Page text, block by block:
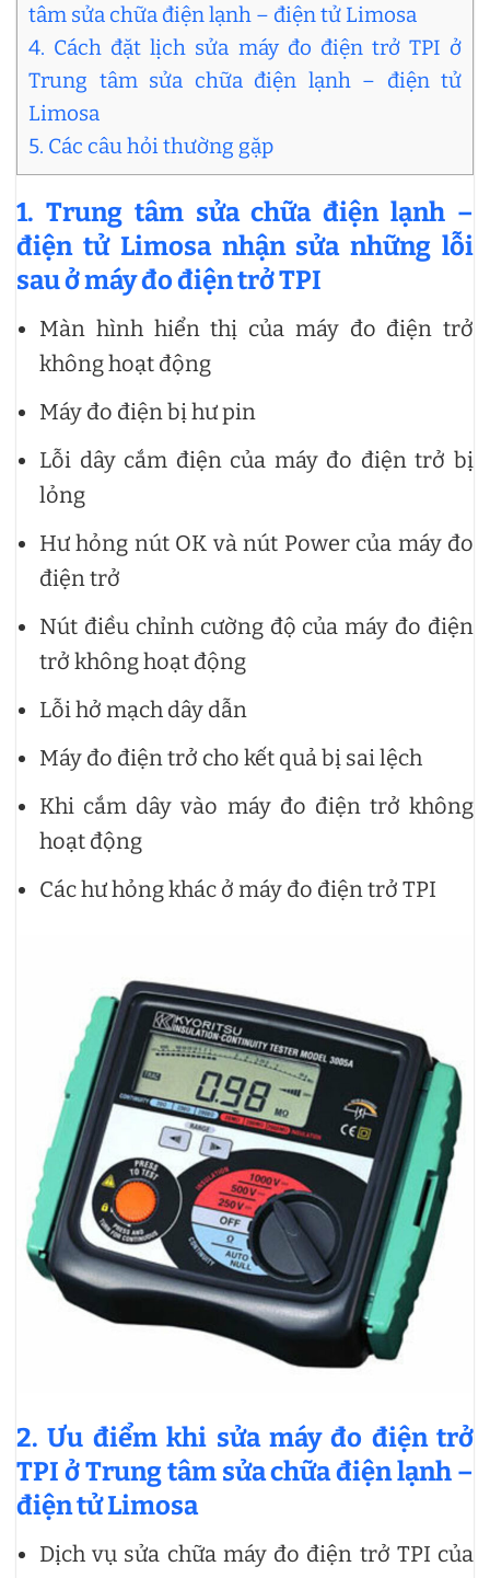
tâm sửa chữa điện lạnh – điện tử Limosa
4. Cách đặt lịch sửa máy đo điện trở TPI ở
Trung tâm sửa chữa điện lạnh – điện tử
Limosa
5. Các câu hỏi thường gặp
1. Trung tâm sửa chữa điện lạnh –
điện tử Limosa nhận sửa những lỗi
sau ở máy đo điện trở TPI
Màn hình hiển thị của máy đo điện trở
không hoạt động
Máy đo điện bị hư pin
Lỗi dây cắm điện của máy đo điện trở bị
lỏng
Hư hỏng nút OK và nút Power của máy đo
điện trở
Nút điều chỉnh cường độ của máy đo điện
trở không hoạt động
Lỗi hở mạch dây dẫn
Máy đo điện trở cho kết quả bị sai lệch
Khi cắm dây vào máy đo điện trở không
hoạt động
Các hư hỏng khác ở máy đo điện trở TPI
2. Ưu điểm khi sửa máy đo điện trở
TPI ở Trung tâm sửa chữa điện lạnh –
điện tử Limosa
Dịch vụ sửa chữa máy đo điện trở TPI của